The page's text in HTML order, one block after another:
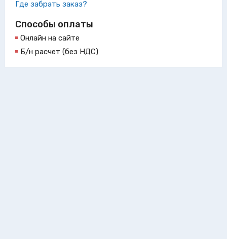
Где забрать заказ?
Способы оплаты
Онлайн на сайте
Б/н расчет (без НДС)